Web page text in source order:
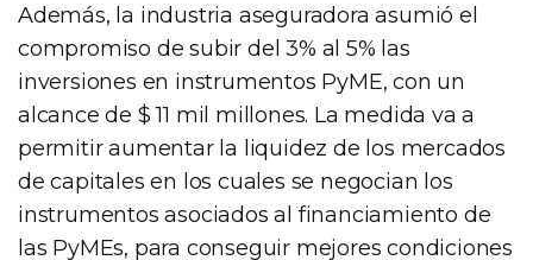
Además, la industria aseguradora asumió el
compromiso de subir del 3% al 5% las
inversiones en instrumentos PyME, con un
alcance de $ 11 mil millones. La medida va a
permitir aumentar la liquidez de los mercados
de capitales en los cuales se negocian los
instrumentos asociados al financiamiento de
las PyMEs, para conseguir mejores condiciones